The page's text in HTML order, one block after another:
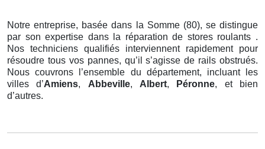
Notre entreprise, basée dans la Somme (80), se distingue
par son expertise dans la réparation de stores roulants .
Nos techniciens qualifiés interviennent rapidement pour
résoudre tous vos pannes, qu’il s’agisse de rails obstrués.
Nous couvrons l’ensemble du département, incluant les
villes d’Amiens, Abbeville, Albert, Péronne, et bien
d’autres.